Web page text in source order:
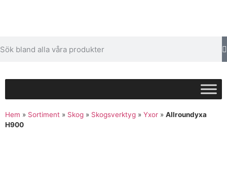
Hem » Sortiment » Skog » Skogsverktyg » Yxor » Allroundyxa
H900